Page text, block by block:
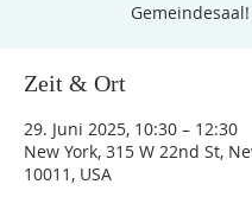
Gemeindesaal!
Zeit & Ort
29. Juni 2025, 10:30 – 12:30
New York, 315 W 22nd St,
10011, USA